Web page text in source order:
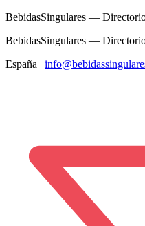
BebidasSingulares —
BebidasSingulares —
España |